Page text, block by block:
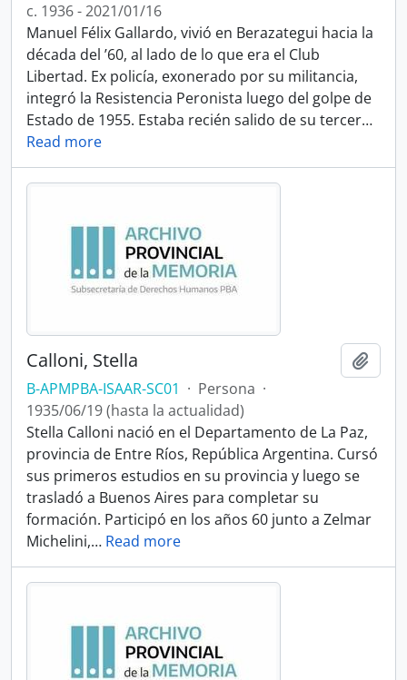
c. 1936 - 2021/01/16
Manuel Félix Gallardo, vivió en Berazategui hacia la
década del ’60, al lado de lo que era el Club
Libertad. Ex policía, exonerado por su militancia,
integró la Resistencia Peronista luego del golpe de
Estado de 1955. Estaba recién salido de su tercer…
Read more
Calloni, Stella
B-APMPBA-ISAAR-SC01 · Persona ·
1935/06/19 (hasta la actualidad)
Stella Calloni nació en el Departamento de La Paz,
provincia de Entre Ríos, República Argentina. Cursó
sus primeros estudios en su provincia y luego se
trasladó a Buenos Aires para completar su
formación. Participó en los años 60 junto a Zelmar
Michelini,… Read more